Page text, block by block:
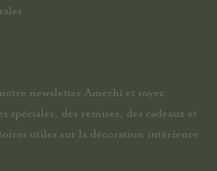
newsletter Amechi et soyez
spéciales, des remises, des cadeaux et
utiles sur la décoration intérieure